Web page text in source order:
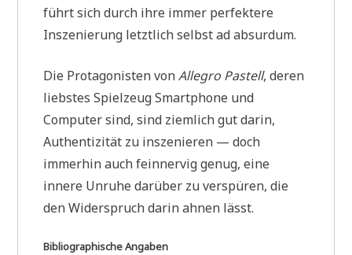
führt sich durch ihre immer perfektere
Inszenierung letztlich selbst ad absurdum.
Die Protagonisten vonAllegro Pastell, deren
liebstes Spielzeug Smartphone und
Computer sind, sind ziemlich gut darin,
Authentizität zu inszenieren — doch
immerhin auch feinnervig genug, eine
innere Unruhe darüber zu verspüren, die
den Widerspruch darin ahnen lässt.
Bibliographische Angaben